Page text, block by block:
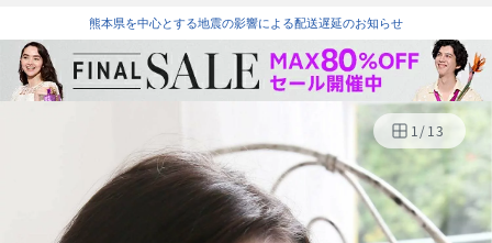
熊本県を中心とする地震の影響による配送遅延のお知らせ
1/13